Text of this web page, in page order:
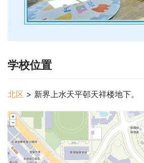
学校位置
北区 > 新界上水天平邨天祥楼地下。